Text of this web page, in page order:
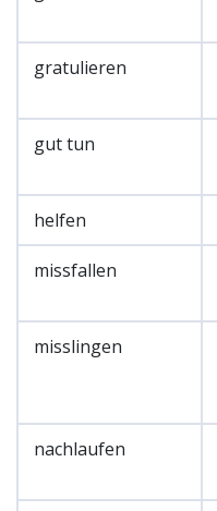
gratulieren
gut tun
helfen
missfallen
misslingen
nachlaufen